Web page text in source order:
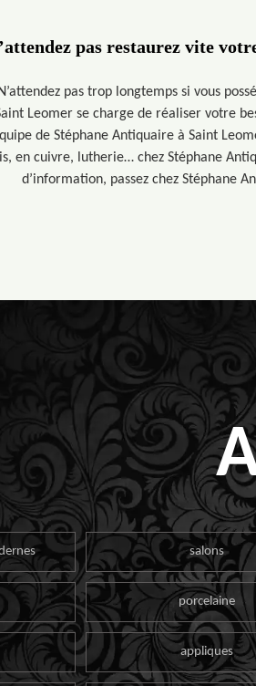
pas restaurez vite
N’attendez pas trop longtemps si vous
Leomer se charge de réaliser votre
de Stéphane Antiquaire à Saint
en cuivre, lutherie… chez Stéphane
d’information, passez chez Stéphane
salons
porcelaine
appliques